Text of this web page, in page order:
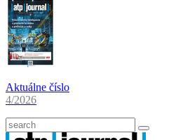
Aktuálne číslo
4/2026